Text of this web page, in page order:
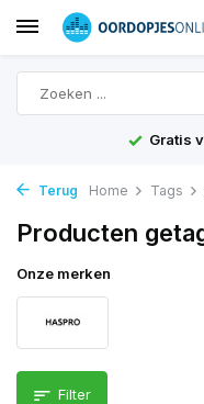
Gratis
Terug Home Tags
Producten
Onze merken
Filter